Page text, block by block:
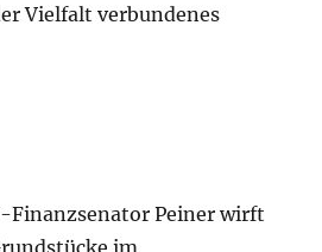
Vielfalt verbundenes
Finanzsenator Peiner wirft
im